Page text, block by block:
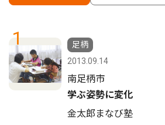
1
足柄
2013.09.14
南足柄市
学ぶ姿勢に変化
金太郎まなび塾